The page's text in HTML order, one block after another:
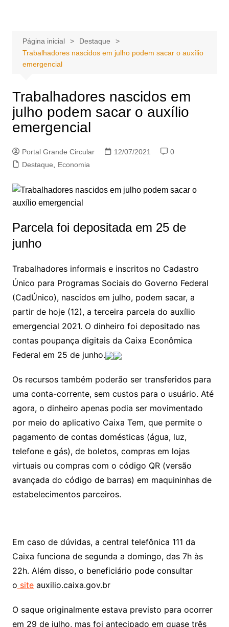
conteúdoPágina inicial
Destaque
Trabalhadores nascidos em julho podem sacar o auxílio
emergencial
Trabalhadores nascidos em
julho podem sacar o auxílio
emergencial
Portal Grande Circular 12/07/2021
0
Destaque
Economia
Parcela foi depositada em 25 de
junho
Trabalhadores informais e inscritos no Cadastro
Único para Programas Sociais do Governo Federal
(CadÚnico), nascidos em julho, podem sacar, a
partir de hoje (12), a terceira parcela do auxílio
emergencial 2021. O dinheiro foi depositado nas
contas poupança digitais da Caixa Econômica
Federal em 25 de junho.
Os recursos também poderão ser transferidos para
uma conta-corrente, sem custos para o usuário. Até
agora, o dinheiro apenas podia ser movimentado
por meio do aplicativo Caixa Tem, que permite o
pagamento de contas domésticas (água, luz,
telefone e gás), de boletos, compras em lojas
virtuais ou compras com o código QR (versão
avançada do código de barras) em maquininhas de
estabelecimentos parceiros.
Em caso de dúvidas, a central telefônica 111 da
Caixa funciona de segunda a domingo, das 7h às
22h. Além disso, o beneficiário pode consultar
o siteauxilio.caixa.gov.br
O saque originalmente estava previsto para ocorrer
em 29 de julho, mas foi antecipado em quase três